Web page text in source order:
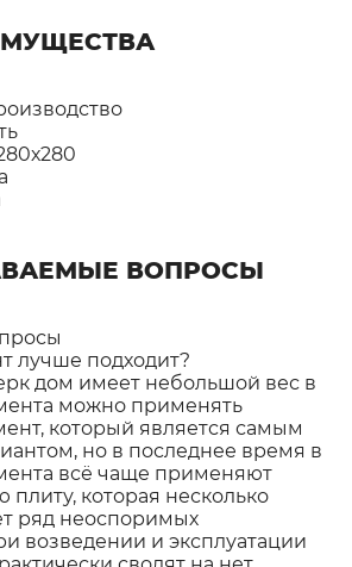
ВОПРОСЫ
лучше подходит?
дом имеет небольшой вес в
можно применять
который является самым
но в последнее время в
всё чаще применяют
которая несколько
ряд неоспоримых
возведении и эксплуатации